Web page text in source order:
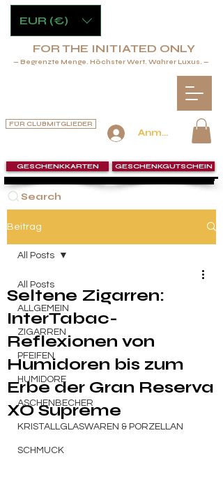
Anmelden
FÜR CLUBMITGLIEDER
Search
GESCHENKKARTEN GESCHENKGUTSCHEIN
FOR THE INITIATED ONLY
— Begrenzte Menge. Höchster Wert. Wahrer Luxus. —
EUR (€)
Beitrag
All Posts
ALLGEMEIN
ZIGARREN
PFEIFEN
HUMIDORE
ASCHENBECHER
KRISTALLGLASWAREN & PORZELLAN
SCHMUCK
All Posts
Seltene Zigarren:
InterTabac-
Reflexionen von
Humidoren bis zum
Erbe der Gran Reserva
XO Supreme